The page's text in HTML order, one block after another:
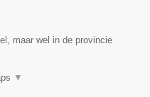
maar wel in de provincie
▼